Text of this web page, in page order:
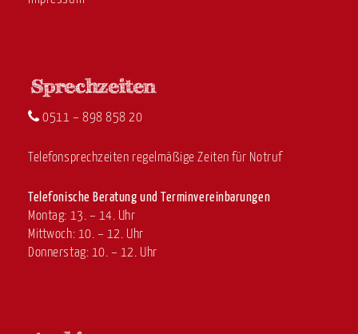
0511 – 898 858 20
Telefonsprechzeiten regelmäßige Zeiten für Notruf
Telefonische Beratung und Terminvereinbarungen
Montag: 13. – 14. Uhr
Mittwoch: 10. – 12. Uhr
Donnerstag: 10. – 12. Uhr